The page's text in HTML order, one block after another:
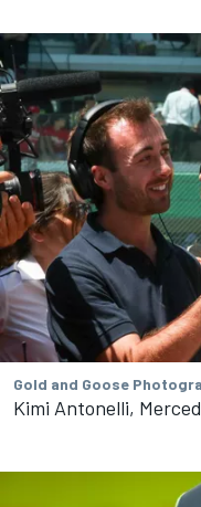
Gold and Goose
Kimi Antonelli,